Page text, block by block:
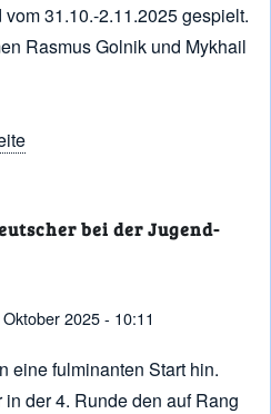
31.10.-2.11.2025 gespielt.
Rasmus Golnik und Mykhail
bei der Jugend-
2025 - 10:11
eine fulminanten Start hin.
der 4. Runde den auf Rang